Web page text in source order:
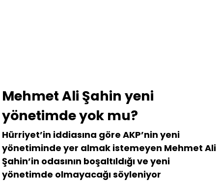
Mehmet Ali Şahin yeni
yönetimde yok mu?
Hürriyet’in iddiasına göre AKP’nin yeni
yönetiminde yer almak istemeyen Mehmet Ali
Şahin’in odasının boşaltıldığı ve yeni
yönetimde olmayacağı söyleniyor